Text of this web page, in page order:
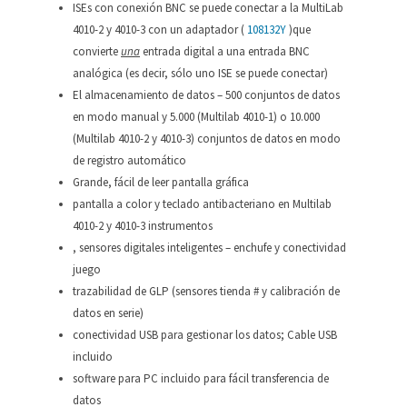
ISEs con conexión BNC se puede conectar a la MultiLab
4010-2 y 4010-3 con un adaptador ( 108132Y)que
convierteuna entrada digital a una entrada BNC
analógica (es decir, sólo uno ISE se puede conectar)
El almacenamiento de datos – 500 conjuntos de datos
en modo manual y 5.000 (Multilab 4010-1) o 10.000
(Multilab 4010-2 y 4010-3) conjuntos de datos en modo
de registro automático
Grande, fácil de leer pantalla gráfica
pantalla a color y teclado antibacteriano en Multilab
4010-2 y 4010-3 instrumentos
, sensores digitales inteligentes – enchufe y conectividad
juego
trazabilidad de GLP (sensores tienda # y calibración de
datos en serie)
conectividad USB para gestionar los datos; Cable USB
incluido
software para PC incluido para fácil transferencia de
datos